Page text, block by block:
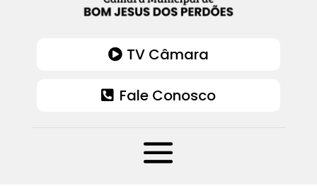
TV Câmara
Fale Conosco